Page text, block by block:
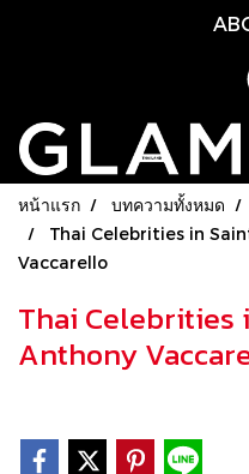
หน้าแรก บทความทั้งหมด
Thai Celebrities in
Vaccarello
Thai Celebrities
Anthony